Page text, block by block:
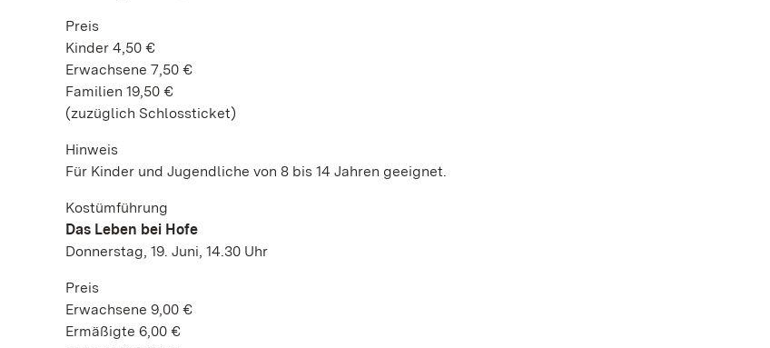
Preis
Kinder 4,50 €
Erwachsene 7,50 €
Familien 19,50 €
(zuzüglich Schlossticket)
Hinweis
Für Kinder und Jugendliche von 8 bis 14 Jahren geeignet.
Kostümführung
Das Leben bei Hofe
Donnerstag, 19. Juni, 14.30 Uhr
Preis
Erwachsene 9,00 €
Ermäßigte 6,00 €